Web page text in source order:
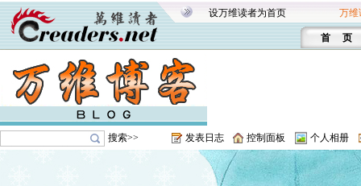
设万维读者为首页 万维
首 页
搜索>> 发表日志 控制面板 个人相册